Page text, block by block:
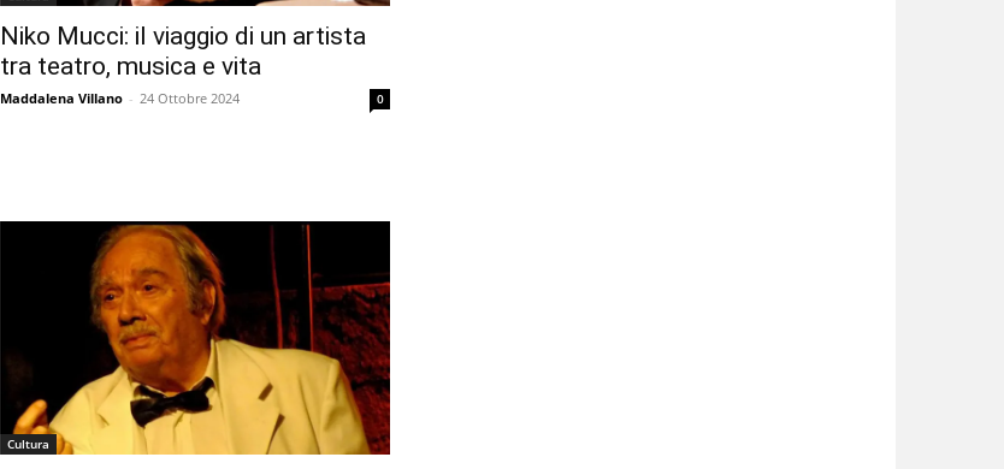
Niko Mucci: il viaggio di un artista
tra teatro, musica e vita
Maddalena Villano - 24 Ottobre 2024 0
Cultura